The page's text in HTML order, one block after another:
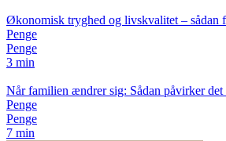
Økonomisk tryghed og livskvalitet – sådan
Penge
Penge
3 min
Når familien ændrer sig: Sådan påvirker
Penge
Penge
7 min